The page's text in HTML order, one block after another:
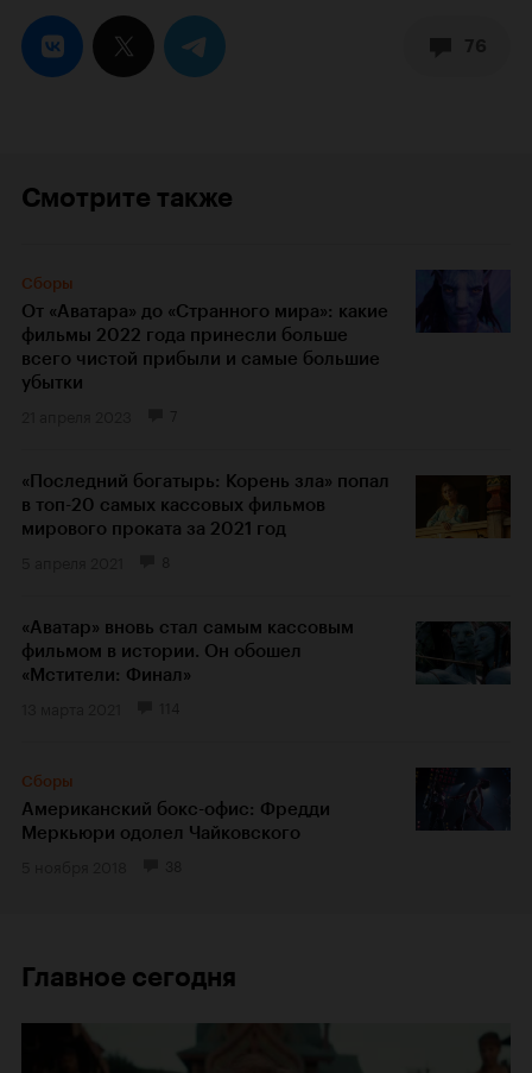
Смотрите также
Сборы
От «Аватара» до «Странного мира»: какие
фильмы 2022 года принесли больше
всего чистой прибыли и самые большие
убытки
«Последний богатырь: Корень зла» попал
в топ-20 самых кассовых фильмов
мирового проката за 2021 год
«Аватар» вновь стал самым кассовым
фильмом в истории. Он обошел
«Мстители: Финал»
Сборы
Американский бокс-офис: Фредди
Меркьюри одолел Чайковского
Главное сегодня